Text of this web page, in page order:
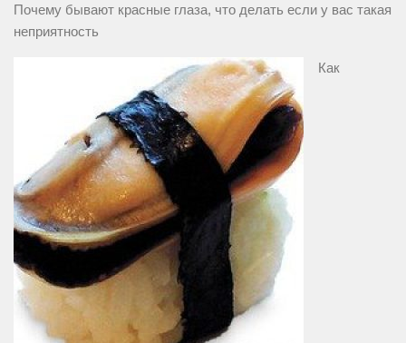
Почему бывают красные глаза, что делать если у вас такая
неприятность
Как